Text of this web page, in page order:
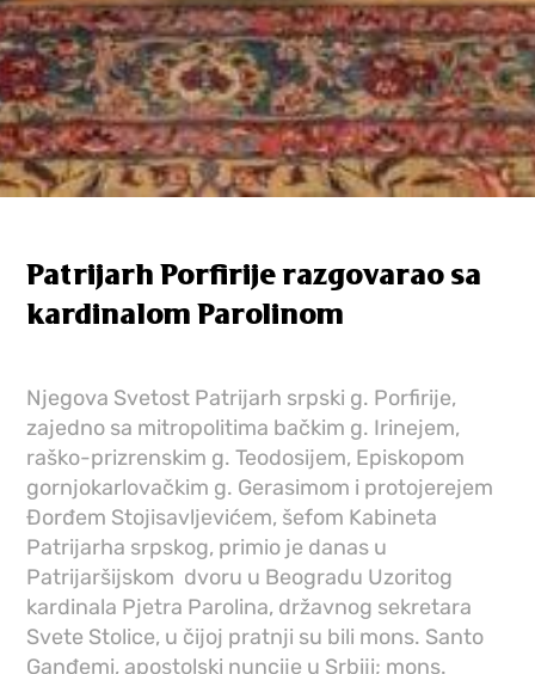
Patrijarh Porfirije razgovarao sa
kardinalom Parolinom
Njegova Svetost Patrijarh srpski g. Porfirije,
zajedno sa mitropolitima bačkim g. Irinejem,
raško-prizrenskim g. Teodosijem, Episkopom
gornjokarlovačkim g. Gerasimom i protojerejem
Đorđem Stojisavljevićem, šefom Kabineta
Patrijarha srpskog, primio je danas u
Patrijaršijskom dvoru u Beogradu Uzoritog
kardinala Pjetra Parolina, državnog sekretara
Svete Stolice, u čijoj pratnji su bili mons. Santo
Ganđemi, apostolski nuncije u Srbiji; mons.